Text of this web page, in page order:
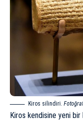
Kiros silindiri.
Kiros kendisine yeni